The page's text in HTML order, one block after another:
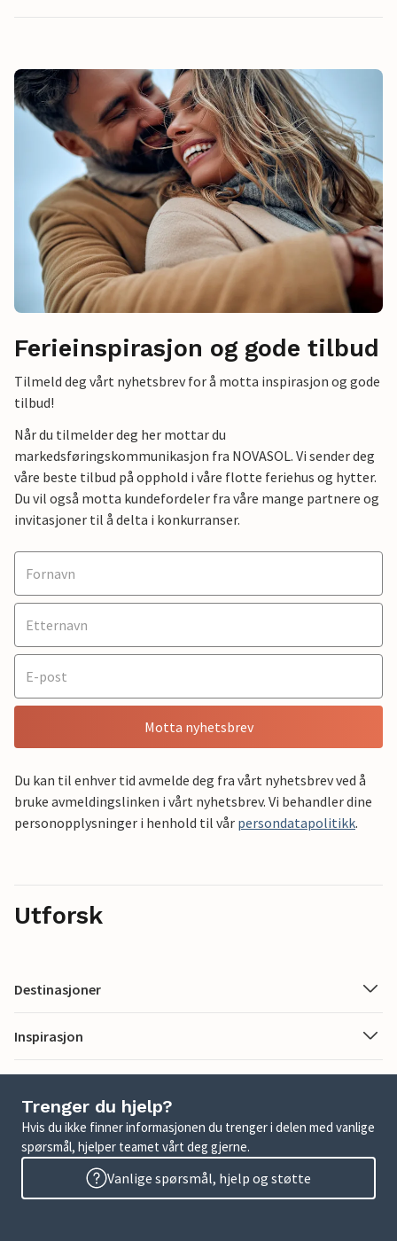
Ferieinspirasjon og gode tilbud
Tilmeld deg vårt nyhetsbrev for å motta inspirasjon og gode
tilbud!
Når du tilmelder deg her mottar du
markedsføringskommunikasjon fra NOVASOL. Vi sender deg
våre beste tilbud på opphold i våre flotte feriehus og hytter.
Du vil også motta kundefordeler fra våre mange partnere og
invitasjoner til å delta i konkurranser.
Motta nyhetsbrev
Du kan til enhver tid avmelde deg fra vårt nyhetsbrev ved å
bruke avmeldingslinken i vårt nyhetsbrev. Vi behandler dine
personopplysninger i henhold til vår persondatapolitikk.
Utforsk
Destinasjoner
Inspirasjon
Trenger du hjelp?
Hvis du ikke finner informasjonen du trenger i delen med vanlige
spørsmål, hjelper teamet vårt deg gjerne.
Vanlige spørsmål, hjelp og støtte